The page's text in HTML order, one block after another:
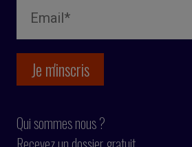
Qui sommes nous ?